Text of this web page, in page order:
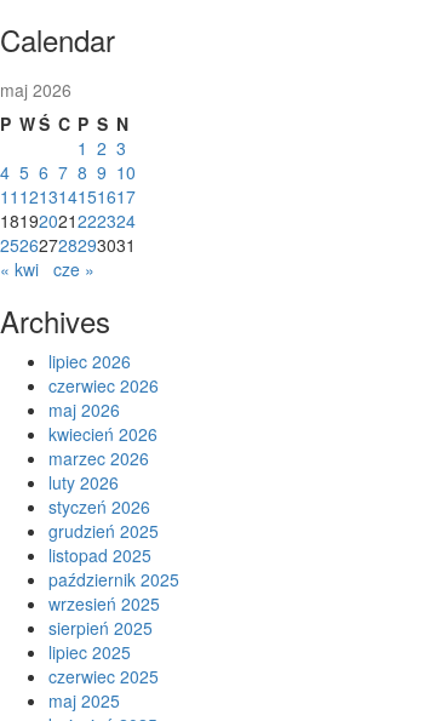
to
content
Calendar
maj 2026
P WŚ C P S N
1 2 3
4 5 6 7 8 9 10
11 121314151617
18192021222324
25262728293031
« kwi cze »
Archives
lipiec 2026
czerwiec 2026
maj 2026
kwiecień 2026
marzec 2026
luty 2026
styczeń 2026
grudzień 2025
listopad 2025
październik 2025
wrzesień 2025
sierpień 2025
lipiec 2025
czerwiec 2025
maj 2025